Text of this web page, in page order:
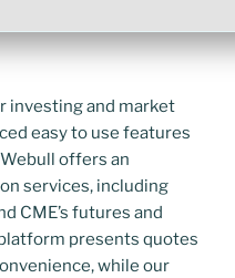
investing and market
easy to use features
offers an
services, including
CME’s futures and
presents quotes
while our